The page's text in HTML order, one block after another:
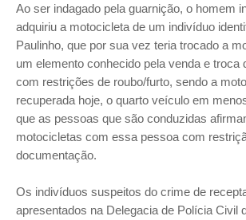
Ao ser indagado pela guarnição, o homem
adquiriu a motocicleta de um indivíduo
Paulinho, que por sua vez teria trocado a
um elemento conhecido pela venda e troca
com restrições de roubo/furto, sendo a
recuperada hoje, o quarto veículo em
que as pessoas que são conduzidas
motocicletas com essa pessoa com
documentação.
Os indivíduos suspeitos do crime de
apresentados na Delegacia de Polícia Civil